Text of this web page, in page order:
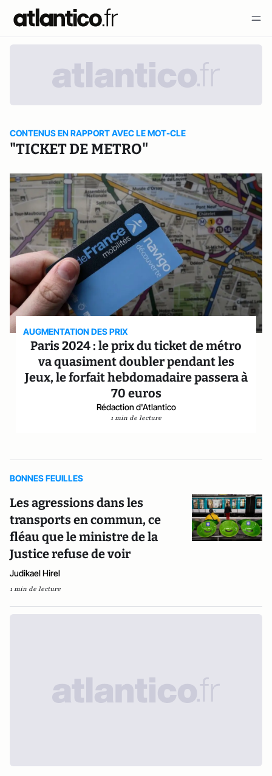
CONTENUS EN RAPPORT AVEC LE MOT-CLE
"TICKET DE METRO"
AUGMENTATION DES PRIX
Paris 2024 : le prix du ticket de métro
va quasiment doubler pendant les
Jeux, le forfait hebdomadaire passera à
70 euros
Rédaction d'Atlantico
1 min de lecture
BONNES FEUILLES
Les agressions dans les
transports en commun, ce
fléau que le ministre de la
Justice refuse de voir
Judikael Hirel
1 min de lecture